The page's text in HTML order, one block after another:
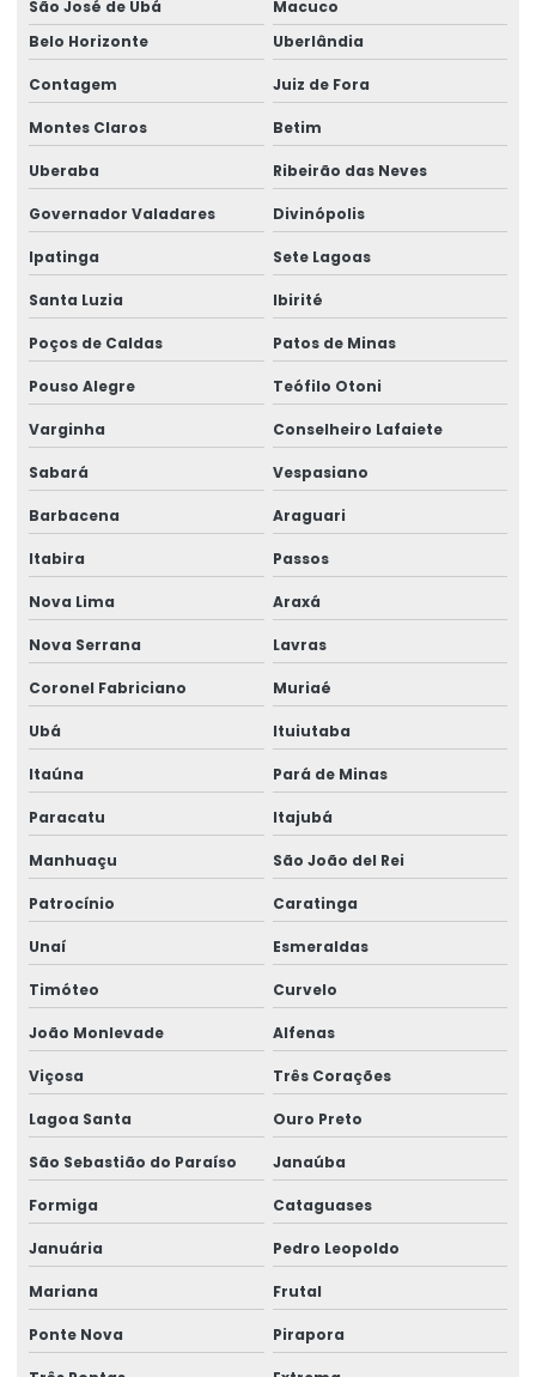
Manutenção preventiva ponte rolante são josé dos
pinhais
Manutenção preventiva de ponte rolante em sc
Manutenção preventiva de ponte rolante em sp
Manutenção preventiva em pontes rolantes
Manutenção preventiva de talha elétrica em am
Manutenção preventiva de talha elétrica em rs
Manutenção preventiva de talha elétrica em sc
Manutenção preventiva de talha elétrica em sp
Manutenção preventiva em talhas elétricas
Modernização de ponte rolante
Montagem de barramento blindado
Montagem de caminho de rolamento
Montagem De Equipamentos De Elevação
Montagem De Pontes Rolantes Seguras
Montagem e desmontagem de ponte rolante
Montagem Técnica De Sistemas De Elevação
Motor elétrico para ponte rolante
Motor para ponte rolante
Motor redutor para ponte rolante
Movimentação de cargas laner
Movimentação Horizontal Com Trole Elétrico
Painel elétrico para ponte rolante
Painel elétrico para talha
Peças para ponte rolante
Peças para ponte rolante swf
São José de Ubá
Macuco
Belo Horizonte
Uberlândia
Contagem Juiz de Fora
Montes Claros Betim
Uberaba Ribeirão das Neves
Governador Valadares Divinópolis
Ipatinga Sete Lagoas
Santa Luzia Ibirité
Poços de Caldas Patos de Minas
Pouso Alegre Teófilo Otoni
Varginha Conselheiro Lafaiete
Sabará Vespasiano
Barbacena Araguari
Itabira Passos
Nova Lima Araxá
Nova Serrana Lavras
Coronel Fabriciano Muriaé
Ubá Ituiutaba
Itaúna Pará de Minas
Paracatu Itajubá
Manhuaçu São João del Rei
Patrocínio Caratinga
Unaí Esmeraldas
Timóteo Curvelo
João Monlevade Alfenas
Viçosa Três Corações
Lagoa Santa Ouro Preto
São Sebastião do Paraíso Janaúba
Formiga Cataguases
Januária Pedro Leopoldo
Mariana Frutal
Ponte Nova Pirapora